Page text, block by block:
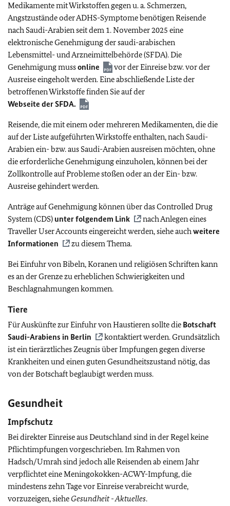
Medikamente mit Wirkstoffen gegen u. a. Schmerzen,
Angstzustände oder ADHS-Symptome benötigen Reisende
nach Saudi-Arabien seit dem 1. November 2025 eine
elektronische Genehmigung der saudi-arabischen
Lebensmittel- und Arzneimittelbehörde (SFDA). Die
Genehmigung mussonline
vor der Einreise bzw. vor der
Ausreise eingeholt werden. Eine abschließende Liste der
betroffenen Wirkstoffe finden Sie auf der
Webseite der SFDA.
Reisende, die mit einem oder mehreren Medikamenten, die die
auf der Liste aufgeführten Wirkstoffe enthalten, nach Saudi-
Arabien ein- bzw. aus Saudi-Arabien ausreisen möchten, ohne
die erforderliche Genehmigung einzuholen, können bei der
Zollkontrolle auf Probleme stoßen oder an der Ein- bzw.
Ausreise gehindert werden.
Anträge auf Genehmigung können über das Controlled Drug
System (CDS) unter folgendem Link
nach Anlegen eines
Traveller User Accounts eingereicht werden, siehe auchweitere
Informationen
zu diesem Thema.
Bei Einfuhr von Bibeln, Koranen und religiösen Schriften kann
es an der Grenze zu erheblichen Schwierigkeiten und
Beschlagnahmungen kommen.
Tiere
Für Auskünfte zur Einfuhr von Haustieren sollte die Botschaft
Saudi-Arabiens in Berlin
kontaktiert werden. Grundsätzlich
ist ein tierärztliches Zeugnis über Impfungen gegen diverse
Krankheiten und einen guten Gesundheitszustand nötig, das
von der Botschaft beglaubigt werden muss.
Gesundheit
Impfschutz
Bei direkter Einreise aus Deutschland sind in der Regel keine
Pflichtimpfungen vorgeschrieben. Im Rahmen von
Hadsch/Umrah sind jedoch alle Reisenden ab einem Jahr
verpflichtet eine Meningokokken-ACWY-Impfung, die
mindestens zehn Tage vor Einreise verabreicht wurde,
vorzuzeigen, siehe Gesundheit - Aktuelles.